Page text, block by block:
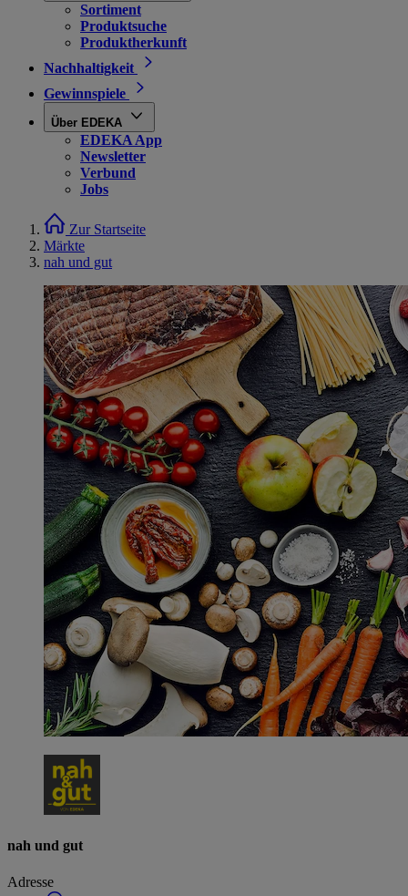
Sortiment
Produktsuche
Produktherkunft
Nachhaltigkeit
Gewinnspiele
Über EDEKA
EDEKA App
Newsletter
Verbund
Jobs
Zur Startseite
Märkte
nah und gut
nah und gut
Adresse